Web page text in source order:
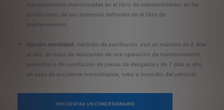
mantenimiento mencionadas en el libro de mantenimiento, en las
condiciones de uso intensivo definidas en el libro de
mantenimiento.
Opción movilidad: Vehículo de sustitución con un máximo de 2 días
al año, en caso de realización de una operación de mantenimiento
periódico o de sustitución de piezas de desgaste y de 7 días al año,
en caso de accidente inmovilizante, robo o incendio del vehículo
ENCUENTRA UN CONCESIONARIO